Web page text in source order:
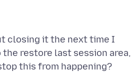
closing it the next time I
restore last session area,